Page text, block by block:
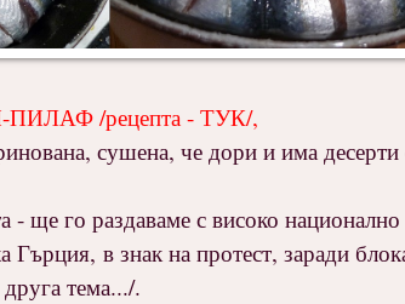
/рецепта - ТУК/,
сушена, че дори и има десерти
- ще го раздаваме с високо
Гърция, в знак на протест, заради
тема.../.